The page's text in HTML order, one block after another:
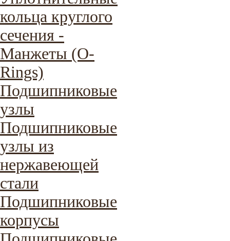
кольца круглого
сечения -
Манжеты (O-
Rings)
Подшипниковые
узлы
Подшипниковые
узлы из
нержавеющей
стали
Подшипниковые
корпусы